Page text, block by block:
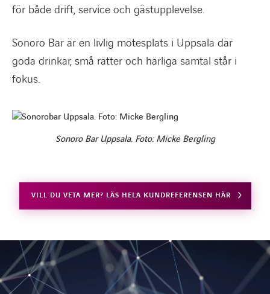
för både drift, service och gästupplevelse.
Sonoro Bar är en livlig mötesplats i Uppsala där
goda drinkar, små rätter och härliga samtal står i
fokus.
Sonoro Bar Uppsala. Foto: Micke Bergling
VILL DU VETA MER? LÄS HELA KUNDREFERENSEN HÄR